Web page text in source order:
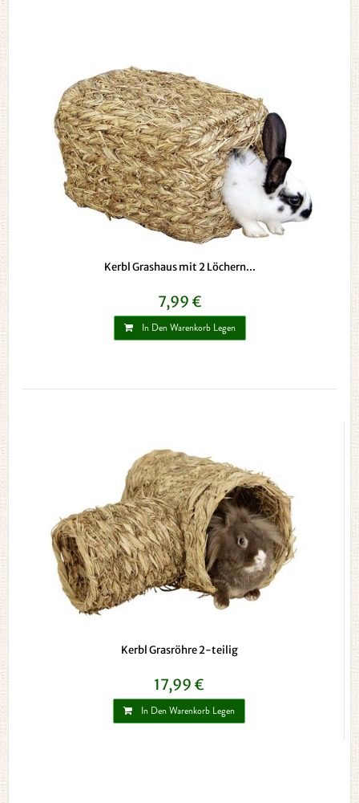
Kerbl Grashaus mit 2 Löchern...
7,99 €
In Den Warenkorb Legen
Kerbl Grasröhre 2-teilig
17,99 €
In Den Warenkorb Legen